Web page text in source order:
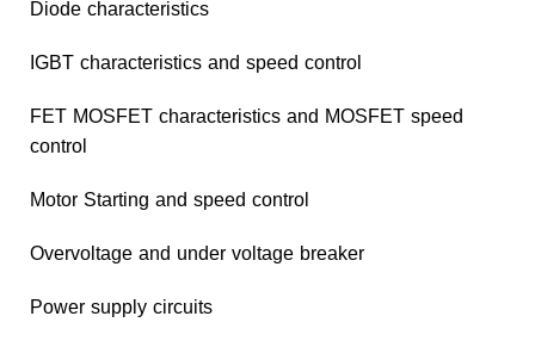
Diode characteristics
IGBT characteristics and speed control
FET MOSFET characteristics and MOSFET speed
control
Motor Starting and speed control
Overvoltage and under voltage breaker
Power supply circuits